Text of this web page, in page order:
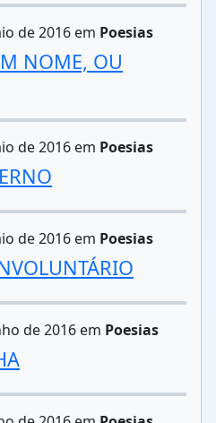
de 2016 em Poesias
NOME, OU
de 2016 em Poesias
de 2016 em Poesias
de 2016 em Poesias